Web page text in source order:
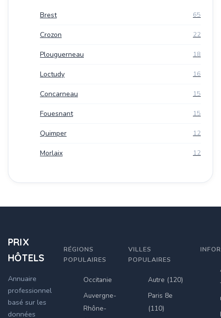
Brest 65
Crozon 22
Plouguerneau 18
Loctudy 16
Concarneau 15
Fouesnant 15
Quimper 12
Morlaix 12
PRIX
HÔTELS
Annuaire
professionnel
basé sur les
données
RÉGIONS
POPULAIRES
Occitanie
Auvergne-
Rhône-
VILLES
POPULAIRES
Autre (120)
Paris 8e
(110)